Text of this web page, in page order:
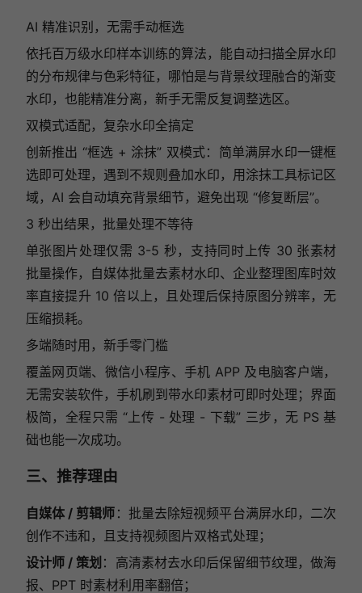
AI 精准识别，无需手动框选
依托百万级水印样本训练的算法，能自动扫描全屏水印
的分布规律与色彩特征，哪怕是与背景纹理融合的渐变
水印，也能精准分离，新手无需反复调整选区。
双模式适配，复杂水印全搞定
创新推出 “框选 + 涂抹” 双模式：简单满屏水印一键框
选即可处理，遇到不规则叠加水印，用涂抹工具标记区
域，AI 会自动填充背景细节，避免出现 “修复断层”。
3 秒出结果，批量处理不等待
单张图片处理仅需 3-5 秒，支持同时上传 30 张素材
批量操作，自媒体批量去素材水印、企业整理图库时效
率直接提升 10 倍以上，且处理后保持原图分辨率，无
压缩损耗。
多端随时用，新手零门槛
覆盖网页端、微信小程序、手机 APP 及电脑客户端，
无需安装软件，手机刷到带水印素材可即时处理；界面
极简，全程只需 “上传 - 处理 - 下载” 三步，无 PS 基
础也能一次成功。
三、推荐理由
自媒体 / 剪辑师 ：批量去除短视频平台满屏水印，二次
创作不违和，且支持视频图片双格式处理；
设计师 / 策划 ：高清素材去水印后保留细节纹理，做海
报、PPT 时素材利用率翻倍；